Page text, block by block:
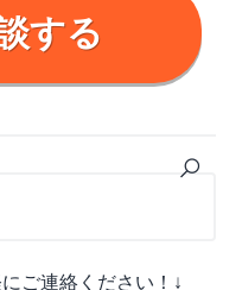
する
ご連絡ください！↓